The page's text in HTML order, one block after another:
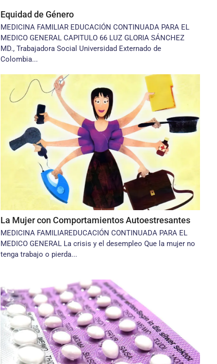
Equidad de Género
MEDICINA FAMILIAR EDUCACIÓN CONTINUADA PARA EL
MEDICO GENERAL CAPITULO 66 LUZ GLORIA SÁNCHEZ
MD., Trabajadora Social Universidad Externado de
Colombia...
La Mujer con Comportamientos Autoestresantes
MEDICINA FAMILIAREDUCACIÓN CONTINUADA PARA EL
MEDICO GENERAL La crisis y el desempleo Que la mujer no
tenga trabajo o pierda...